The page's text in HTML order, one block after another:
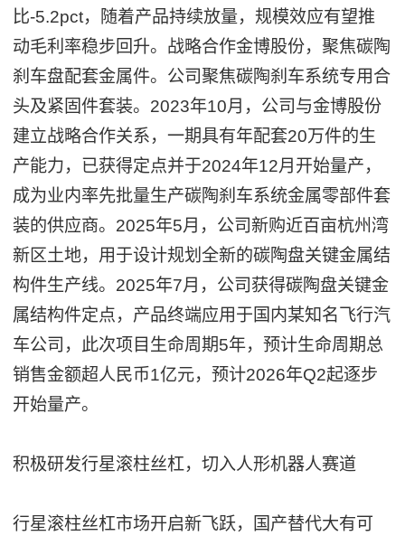
比-5.2pct，随着产品持续放量，规模效应有望推
动毛利率稳步回升。战略合作金博股份，聚焦碳陶
刹车盘配套金属件。公司聚焦碳陶刹车系统专用合
头及紧固件套装。2023年10月，公司与金博股份
建立战略合作关系，一期具有年配套20万件的生
产能力，已获得定点并于2024年12月开始量产，
成为业内率先批量生产碳陶刹车系统金属零部件套
装的供应商。2025年5月，公司新购近百亩杭州湾
新区土地，用于设计规划全新的碳陶盘关键金属结
构件生产线。2025年7月，公司获得碳陶盘关键金
属结构件定点，产品终端应用于国内某知名飞行汽
车公司，此次项目生命周期5年，预计生命周期总
销售金额超人民币1亿元，预计2026年Q2起逐步
开始量产。
积极研发行星滚柱丝杠，切入人形机器人赛道
行星滚柱丝杠市场开启新飞跃，国产替代大有可